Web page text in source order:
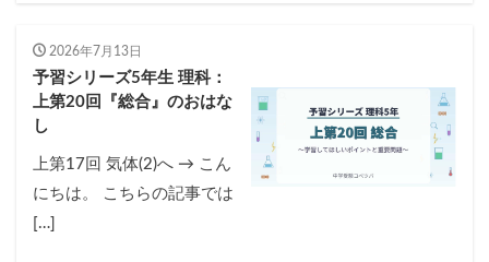
2026年7月13日
予習シリーズ5年生 理科：
上第20回『総合』のおはな
し
上第17回 気体(2)へ → こん
にちは。 こちらの記事では
[…]